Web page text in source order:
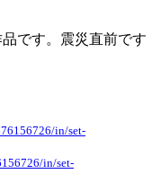
です。震災直前です
in/set-
in/set-